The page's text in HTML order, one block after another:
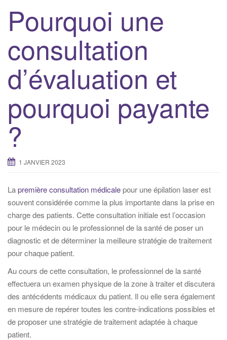
Pourquoi une
consultation
d’évaluation et
pourquoi payante
?
1 JANVIER 2023
Lapremière consultation médicalepour une épilation laser est
souvent considérée comme la plus importante dans la prise en
charge des patients. Cette consultation initiale est l’occasion
pour le médecin ou le professionnel de la santé de poser un
diagnostic et de déterminer la meilleure stratégie de traitement
pour chaque patient.
Au cours de cette consultation, le professionnel de la santé
effectuera un examen physique de la zone à traiter et discutera
des antécédents médicaux du patient. Il ou elle sera également
en mesure de repérer toutes les contre-indications possibles et
de proposer une stratégie de traitement adaptée à chaque
patient.